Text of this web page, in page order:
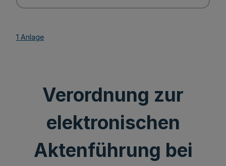
1 Anlage
Verordnung zur
elektronischen
Aktenführung bei